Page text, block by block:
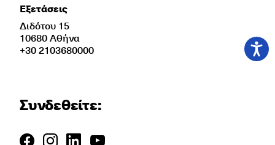
Εξετάσεις
Διδότου 15
10680 Αθήνα
+30 2103680000
Συνδεθείτε: